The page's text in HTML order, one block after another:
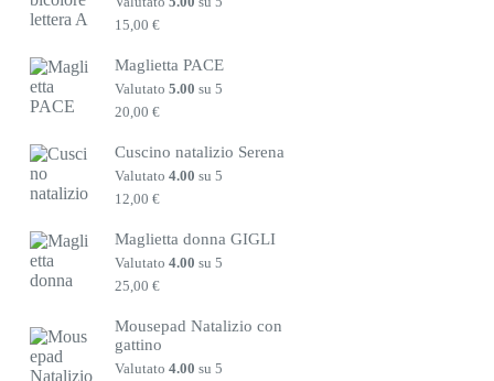
15,00€
Maglietta PACE
Valutato5.00 su 5
20,00€
Cuscino natalizio Serena
Valutato4.00 su 5
12,00€
Maglietta donna GIGLI
Valutato4.00 su 5
25,00€
Mousepad Natalizio con
gattino
Valutato4.00 su 5